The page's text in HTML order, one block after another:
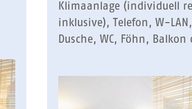
Klimaanlage (individuell
inklusive), Telefon, W-
Dusche, WC, Föhn,